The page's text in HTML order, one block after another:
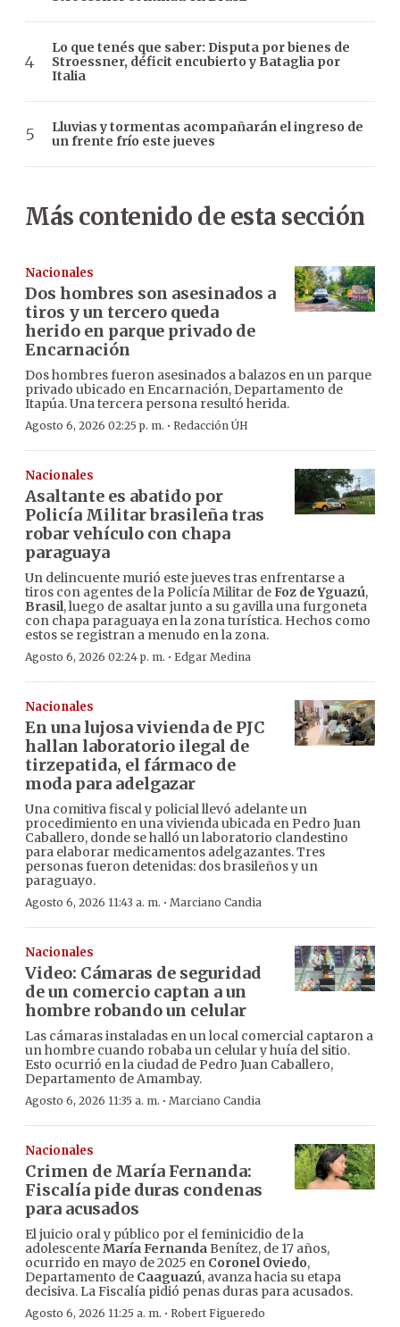
Lo que tenés que saber: Disputa por bienes de
Stroessner, déficit encubierto y Bataglia por
Italia
Lluvias y tormentas acompañarán el ingreso de
un frente frío este jueves
Más contenido de esta sección
Nacionales
Dos hombres son asesinados a
tiros y un tercero queda
herido en parque privado de
Encarnación
Dos hombres fueron asesinados a balazos en un parque
privado ubicado en Encarnación, Departamento de
Itapúa. Una tercera persona resultó herida.
Agosto 6, 2026 02:25 p. m. · Redacción ÚH
Nacionales
Asaltante es abatido por
Policía Militar brasileña tras
robar vehículo con chapa
paraguaya
Un delincuente murió este jueves tras enfrentarse a
tiros con agentes de la Policía Militar deFoz de Yguazú,
Brasil, luego de asaltar junto a su gavilla una furgoneta
con chapa paraguaya en la zona turística. Hechos como
estos se registran a menudo en la zona.
Agosto 6, 2026 02:24 p. m. · Edgar Medina
Nacionales
En una lujosa vivienda de PJC
hallan laboratorio ilegal de
tirzepatida, el fármaco de
moda para adelgazar
Una comitiva fiscal y policial llevó adelante un
procedimiento en una vivienda ubicada en Pedro Juan
Caballero, donde se halló un laboratorio clandestino
para elaborar medicamentos adelgazantes. Tres
personas fueron detenidas: dos brasileños y un
paraguayo.
Agosto 6, 2026 11:43 a. m. · Marciano Candia
Nacionales
Video: Cámaras de seguridad
de un comercio captan a un
hombre robando un celular
Las cámaras instaladas en un local comercial captaron a
un hombre cuando robaba un celular y huía del sitio.
Esto ocurrió en la ciudad de Pedro Juan Caballero,
Departamento de Amambay.
Agosto 6, 2026 11:35 a. m. · Marciano Candia
Nacionales
Crimen de María Fernanda:
Fiscalía pide duras condenas
para acusados
El juicio oral y público por el feminicidio de la
adolescenteMaría FernandaBenítez, de 17 años,
ocurrido en mayo de 2025 en Coronel Oviedo,
Departamento de Caaguazú, avanza hacia su etapa
decisiva. La Fiscalía pidió penas duras para acusados.
Agosto 6, 2026 11:25 a. m. · Robert Figueredo